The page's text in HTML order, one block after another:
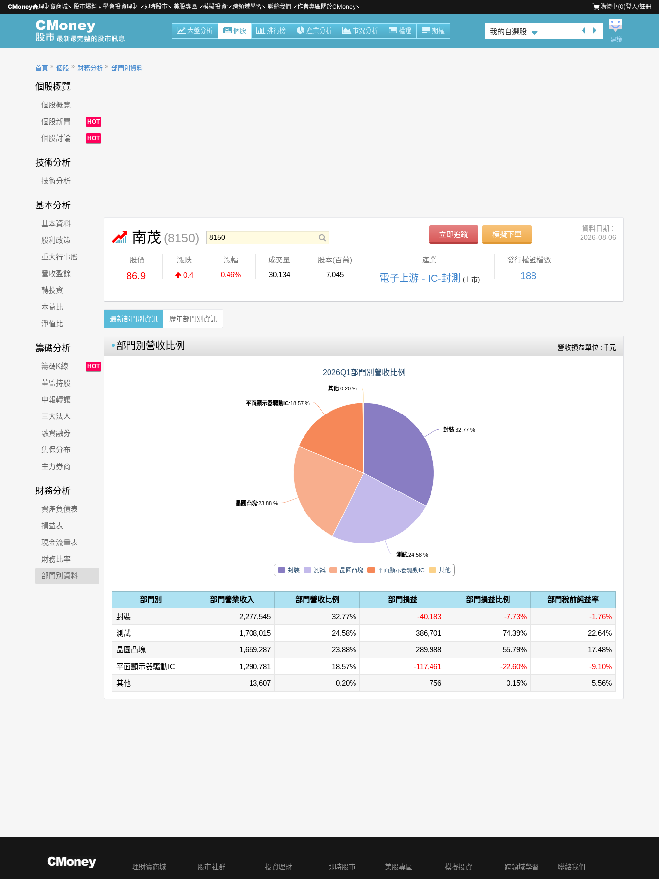
CMoney 理財寶商城 股市爆料同學會投資理財 即時股市 美股專區 模擬投資 跨領域學習 聯絡我們 作者專區關於CMoney 購物車(0)登入/註冊
大盤分析 個股 排行榜 產業分析 市況分析 權證 期權 我的自選股
建議
首頁 個股 財務分析 部門別資料
個股概覽
個股概覽
個股新聞
HOT
個股討論 HOT
技術分析
技術分析
基本分析
基本資料
股利政策
重大行事曆
營收盈餘
轉投資
本益比
淨值比
籌碼分析
籌碼K線 HOT
董監持股
申報轉讓
三大法人
融資融券
集保分布
主力券商
財務分析
資產負債表
損益表
現金流量表
財務比率
部門別資料
南茂 (8150) 立即追蹤 模擬下單
資料日期：
2026-08-06
股價
86.9
漲跌
0.4
漲幅
0.46%
成交量
30,134
股本(百萬)
7,045
產業
電子上游 - IC-封測 (上市)
發行權證檔數
188
最新部門別資訊 歷年部門別資訊
部門別營收比例 營收損益單位 :千元
2026Q1部門別營收比例
封裝:32.77 %
測試:24.58 %
晶圓凸塊:23.88 %
平面顯示器驅動IC:18.57 %
其他:0.20 %
封裝 測試 晶圓凸塊 平面顯示器驅動IC 其他
部門別 部門營業收入 部門營收比例 部門損益 部門損益比例
部門稅前純益率
封裝
2,277,545 32.77% -40,183 -7.73%
-1.76%
測試
1,708,015 24.58% 386,701 74.39%
22.64%
晶圓凸塊
1,659,287 23.88% 289,988 55.79%
17.48%
平面顯示器驅動IC
1,290,781 18.57% -117,461 -22.60%
-9.10%
其他
13,607 0.20% 756 0.15% 5.56%
理財寶商城 股市社群 投資理財 即時股市 美股專區 模擬投資 跨領域學習 聯絡我們